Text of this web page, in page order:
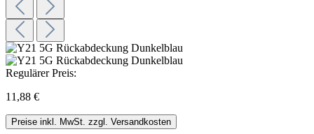
Regulärer Preis:
11,88 €
Preise inkl. MwSt. zzgl. Versandkosten